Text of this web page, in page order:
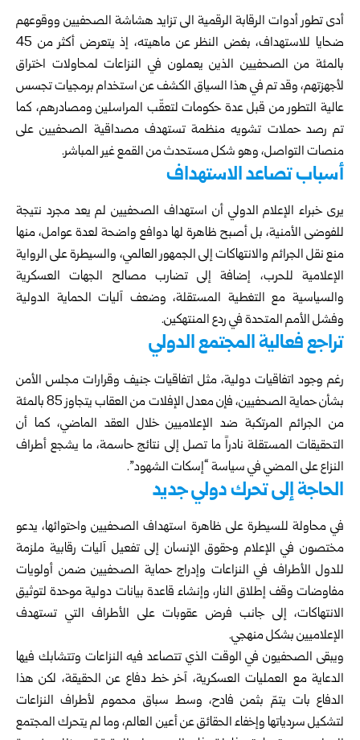
أدى تطور أدوات الرقابة الرقمية الى تزايد هشاشة الصحفيين ووقوعهم
ضحايا للاستهداف، بغض النظر عن ماهيته، إذ يتعرض أكثر من 45
بالمئة من الصحفيين الذين يعملون في النزاعات لمحاولات اختراق
لأجهزتهم، وقد تم في هذا السياق الكشف عن استخدام برمجيات تجسس
عالية التطور من قبل عدة حكومات لتعقّب المراسلين ومصادرهم، كما
تم رصد حملات تشويه منظمة تستهدف مصداقية الصحفيين على
منصات التواصل، وهو شكل مستحدث من القمع غير المباشر.
أسباب تصاعد الاستهداف
يرى خبراء الإعلام الدولي أن استهداف الصحفيين لم يعد مجرد نتيجة
للفوضى الأمنية، بل أصبح ظاهرة لها دوافع واضحة لعدة عوامل، منها
منع نقل الجرائم والانتهاكات إلى الجمهور العالمي، والسيطرة على الرواية
الإعلامية للحرب، إضافة إلى تضارب مصالح الجهات العسكرية
والسياسية مع التغطية المستقلة، وضعف آليات الحماية الدولية
وفشل الأمم المتحدة في ردع المنتهكين.
تراجع فعالية المجتمع الدولي
رغم وجود اتفاقيات دولية، مثل اتفاقيات جنيف وقرارات مجلس الأمن
بشأن حماية الصحفيين، فإن معدل الإفلات من العقاب يتجاوز 85 بالمئة
من الجرائم المرتكبة ضد الإعلاميين خلال العقد الماضي، كما أن
التحقيقات المستقلة نادراً ما تصل إلى نتائج حاسمة، ما يشجع أطراف
النزاع على المضي في سياسة “إسكات الشهود”.
الحاجة إلى تحرك دولي جديد
في محاولة للسيطرة على ظاهرة استهداف الصحفيين واحتوائها، يدعو
مختصون في الإعلام وحقوق الإنسان إلى تفعيل آليات رقابية ملزمة
للدول الأطراف في النزاعات وإدراج حماية الصحفيين ضمن أولويات
مفاوضات وقف إطلاق النار، وإنشاء قاعدة بيانات دولية موحدة لتوثيق
الانتهاكات، إلى جانب فرض عقوبات على الأطراف التي تستهدف
الإعلاميين بشكل منهجي.
ويبقى الصحفيون في الوقت الذي تتصاعد فيه النزاعات وتتشابك فيها
الدعاية مع العمليات العسكرية، آخر خط دفاع عن الحقيقة، لكن هذا
الدفاع بات يتمّ بثمن فادح، وسط سباق محموم لأطراف النزاعات
لتشكيل سردياتها وإخفاء الحقائق عن أعين العالم، وما لم يتحرك المجتمع